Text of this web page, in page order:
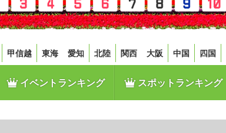
甲信越 東海 愛知 北陸 関西 大阪 中国 四国
イベントランキング スポットランキング